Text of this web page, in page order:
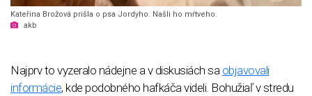
Kateřina Brožová prišla o psa Jordyho. Našli ho mŕtveho.
akb
Najprv to vyzeralo nádejne a v diskusiách sa objavovali
informácie, kde podobného hafkáča videli. Bohužiaľ v stredu